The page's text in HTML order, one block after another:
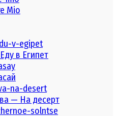
Mio
в Египет
— На десерт